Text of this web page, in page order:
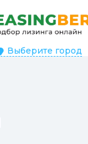
Выберите город